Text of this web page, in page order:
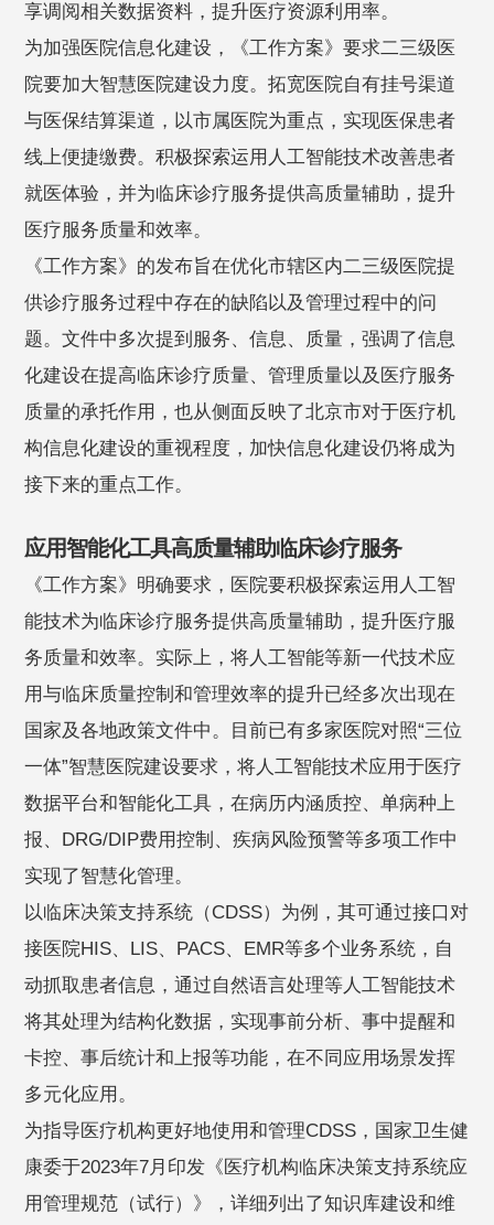
享调阅相关数据资料，提升医疗资源利用率。
为加强医院信息化建设，《工作方案》要求二三级医
院要加大智慧医院建设力度。拓宽医院自有挂号渠道
与医保结算渠道，以市属医院为重点，实现医保患者
线上便捷缴费。积极探索运用人工智能技术改善患者
就医体验，并为临床诊疗服务提供高质量辅助，提升
医疗服务质量和效率。
《工作方案》的发布旨在优化市辖区内二三级医院提
供诊疗服务过程中存在的缺陷以及管理过程中的问
题。文件中多次提到服务、信息、质量，强调了信息
化建设在提高临床诊疗质量、管理质量以及医疗服务
质量的承托作用，也从侧面反映了北京市对于医疗机
构信息化建设的重视程度，加快信息化建设仍将成为
接下来的重点工作。
应用智能化工具高质量辅助临床诊疗服务
《工作方案》明确要求，医院要积极探索运用人工智
能技术为临床诊疗服务提供高质量辅助，提升医疗服
务质量和效率。实际上，将人工智能等新一代技术应
用与临床质量控制和管理效率的提升已经多次出现在
国家及各地政策文件中。目前已有多家医院对照“三位
一体”智慧医院建设要求，将人工智能技术应用于医疗
数据平台和智能化工具，在病历内涵质控、单病种上
报、DRG/DIP费用控制、疾病风险预警等多项工作中
实现了智慧化管理。
以临床决策支持系统（CDSS）为例，其可通过接口对
接医院HIS、LIS、PACS、EMR等多个业务系统，自
动抓取患者信息，通过自然语言处理等人工智能技术
将其处理为结构化数据，实现事前分析、事中提醒和
卡控、事后统计和上报等功能，在不同应用场景发挥
多元化应用。
为指导医疗机构更好地使用和管理CDSS，国家卫生健
康委于2023年7月印发《医疗机构临床决策支持系统应
用管理规范（试行）》，详细列出了知识库建设和维